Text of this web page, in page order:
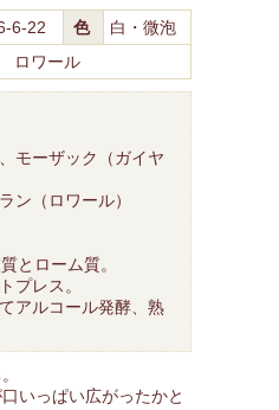
6-22 色
白・微泡
ロワール
モーザック（ガイヤ
ン（ロワール）
とローム質。
プレス。
アルコール発酵、熟
いっぱい広がったかと